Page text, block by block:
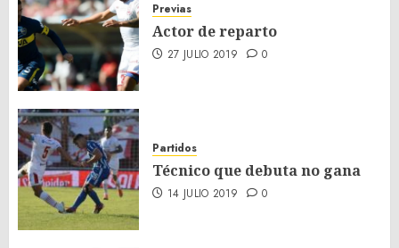
Previas
Actor de reparto
27 JULIO 2019 0
Partidos
Técnico que debuta no gana
14 JULIO 2019 0